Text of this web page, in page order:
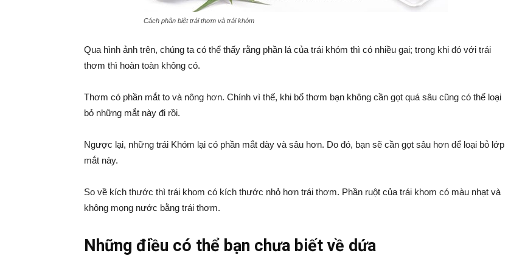
Cách phân biệt trái thơm và trái khóm
Qua hình ảnh trên, chúng ta có thể thấy rằng phần lá của trái khóm thì có nhiều gai; trong khi đó với trái
thơm thì hoàn toàn không có.
Thơm có phần mắt to và nông hơn. Chính vì thế, khi bổ thơm bạn không cần gọt quá sâu cũng có thể loại
bỏ những mắt này đi rồi.
Ngược lại, những trái Khóm lại có phần mắt dày và sâu hơn. Do đó, bạn sẽ cần gọt sâu hơn để loại bỏ lớp
mắt này.
So về kích thước thì trái khom có kích thước nhỏ hơn trái thơm. Phần ruột của trái khom có màu nhạt và
không mọng nước bằng trái thơm.
Những điều có thể bạn chưa biết về dứa